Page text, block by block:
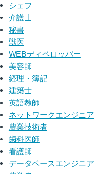
シェフ
介護士
秘書
獣医
WEBディベロッパー
美容師
経理・簿記
建築士
英語教師
ネットワークエンジニア
農業技術者
歯科医師
看護師
データベースエンジニア